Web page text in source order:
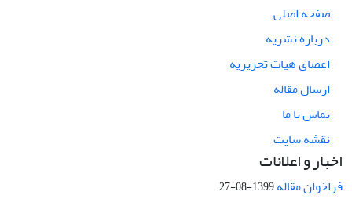
صفحه اصلی
درباره نشریه
اعضای هیات تحریریه
ارسال مقاله
تماس با ما
نقشه سایت
اخبار و اعلانات
فراخوان مقاله1399-08-27